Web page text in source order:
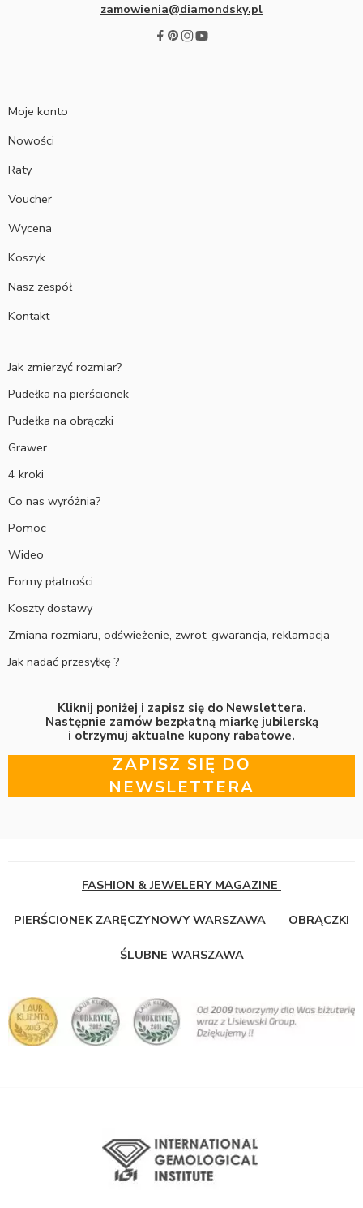
zamowienia@diamondsky.pl
Moje konto
Nowości
Raty
Voucher
Wycena
Koszyk
Nasz zespół
Kontakt
Jak zmierzyć rozmiar?
Pudełka na pierścionek
Pudełka na obrączki
Grawer
4 kroki
Co nas wyróżnia?
Pomoc
Wideo
Formy płatności
Koszty dostawy
Zmiana rozmiaru, odświeżenie, zwrot, gwarancja, reklamacja
Jak nadać przesyłkę ?
Kliknij poniżej i zapisz się do Newslettera.
Następnie zamów bezpłatną miarkę jubilerską
i otrzymuj aktualne kupony rabatowe.
ZAPISZ SIĘ DO
NEWSLETTERA
FASHION & JEWELERY MAGAZINE
PIERŚCIONEK ZARĘCZYNOWY WARSZAWA OBRĄCZKI
ŚLUBNE WARSZAWA